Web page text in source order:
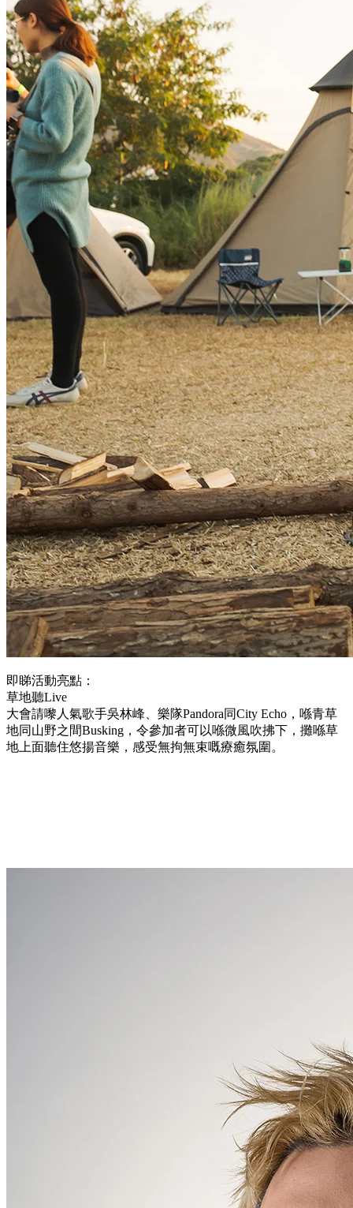
即睇活動亮點：
草地聽Live
大會請嚟人氣歌手吳林峰、樂隊Pandora同City Echo，喺青草
地同山野之間Busking，令參加者可以喺微風吹拂下，攤喺草
地上面聽住悠揚音樂，感受無拘無束嘅療癒氛圍。